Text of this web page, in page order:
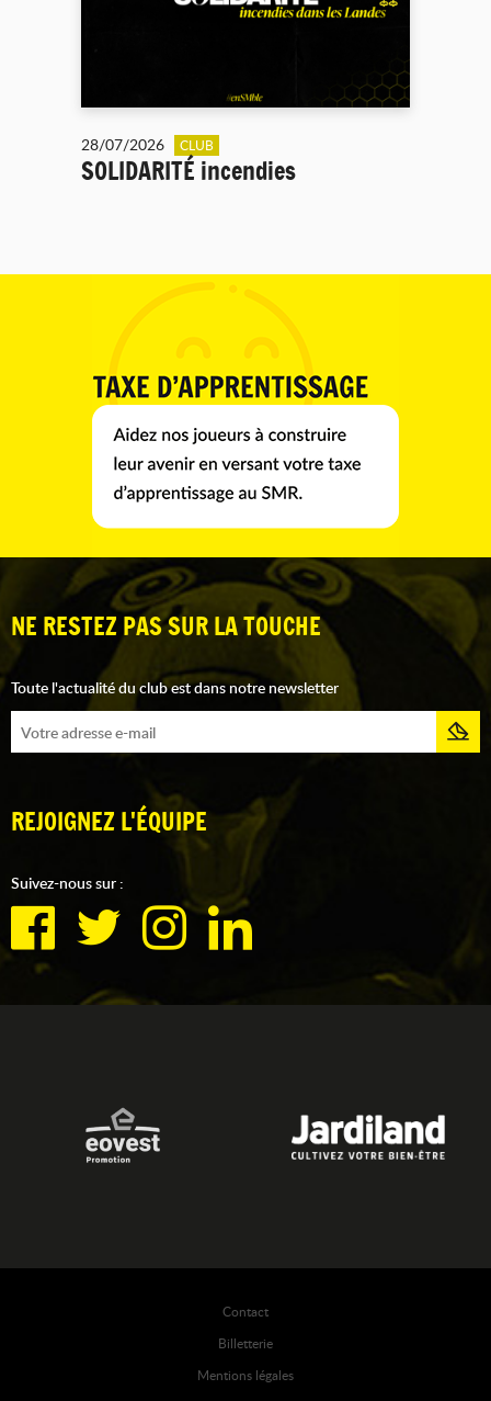
28/07/2026 CLUB
SOLIDARITÉ incendies
NE RESTEZ PAS SUR LA TOUCHE
Toute l'actualité du club est dans notre newsletter
REJOIGNEZ L'ÉQUIPE
Suivez-nous sur :
Contact
Billetterie
Mentions légales